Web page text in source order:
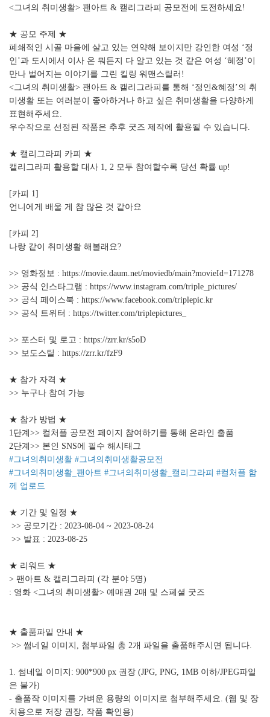
<그녀의 취미생활> 팬아트 & 캘리그라피 공모전에 도전하세요!
★ 공모 주제 ★
폐쇄적인 시골 마을에 살고 있는 연약해 보이지만 강인한 여성 ‘정
인’과 도시에서 이사 온 뭐든지 다 알고 있는 것 같은 여성 ‘혜정’이
만나 벌어지는 이야기를 그린 킬링 워맨스릴러!
<그녀의 취미생활> 팬아트 & 캘리그라피를 통해 ‘정인&혜정’의 취
미생활 또는 여러분이 좋아하거나 하고 싶은 취미생활을 다양하게
표현해주세요.
우수작으로 선정된 작품은 추후 굿즈 제작에 활용될 수 있습니다.
★ 캘리그라피 카피 ★
캘리그라피 활용할 대사 1, 2 모두 참여할수록 당선 확률 up!
[카피 1]
언니에게 배울 게 참 많은 것 같아요
[카피 2]
나랑 같이 취미생활 해볼래요?
>> 영화정보 : https://movie.daum.net/moviedb/main?movieId=171278
>> 공식 인스타그램 : https://www.instagram.com/triple_pictures/
>> 공식 페이스북 : https://www.facebook.com/triplepic.kr
>> 공식 트위터 : https://twitter.com/triplepictures_
>> 포스터 및 로고 : https://zrr.kr/s5oD
>> 보도스틸 : https://zrr.kr/fzF9
★ 참가 자격 ★
>> 누구나 참여 가능
★ 참가 방법 ★
1단계>> 컬처플 공모전 페이지 참여하기를 통해 온라인 출품
2단계>> 본인 SNS에 필수 해시태그
#그녀의취미생활 #그녀의취미생활공모전
#그녀의취미생활_팬아트 #그녀의취미생활_캘리그라피 #컬처플 함
께 업로드
★ 기간 및 일정 ★
>> 공모기간 : 2023-08-04 ~ 2023-08-24
>> 발표 : 2023-08-25
★ 리워드 ★
> 팬아트 & 캘리그라피 (각 분야 5명)
: 영화 <그녀의 취미생활> 예매권 2매 및 스페셜 굿즈
★ 출품파일 안내 ★
>> 썸네일 이미지, 첨부파일 총 2개 파일을 출품해주시면 됩니다.
1. 썸네일 이미지: 900*900 px 권장 (JPG, PNG, 1MB 이하/JPEG파일
은 불가)
- 출품작 이미지를 가벼운 용량의 이미지로 첨부해주세요. (웹 및 장
치용으로 저장 권장, 작품 확인용)